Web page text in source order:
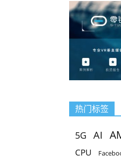
热门标签
5G AI
CPU